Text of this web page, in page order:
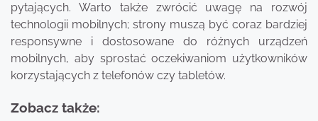
pytających. Warto także zwrócić uwagę na rozwój
technologii mobilnych; strony muszą być coraz bardziej
responsywne i dostosowane do różnych urządzeń
mobilnych, aby sprostać oczekiwaniom użytkowników
korzystających z telefonów czy tabletów.
Zobacz także: